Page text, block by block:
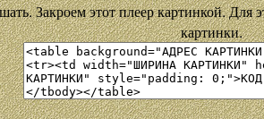
Закроем этот плеер картинкой. Для
картинки.